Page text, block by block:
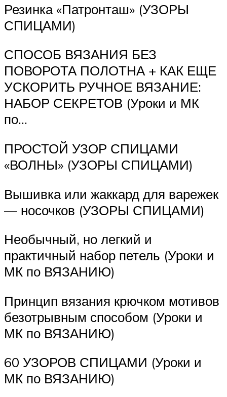
Резинка «Патронташ» (УЗОРЫ
СПИЦАМИ)
СПОСОБ ВЯЗАНИЯ БЕЗ
ПОВОРОТА ПОЛОТНА + КАК ЕЩЕ
УСКОРИТЬ РУЧНОЕ ВЯЗАНИЕ:
НАБОР СЕКРЕТОВ (Уроки и МК
по…
ПРОСТОЙ УЗОР СПИЦАМИ
«ВОЛНЫ» (УЗОРЫ СПИЦАМИ)
Вышивка или жаккард для варежек
— носочков (УЗОРЫ СПИЦАМИ)
Необычный, но легкий и
практичный набор петель (Уроки и
МК по ВЯЗАНИЮ)
Принцип вязания крючком мотивов
безотрывным способом (Уроки и
МК по ВЯЗАНИЮ)
60 УЗОРОВ СПИЦАМИ (Уроки и
МК по ВЯЗАНИЮ)